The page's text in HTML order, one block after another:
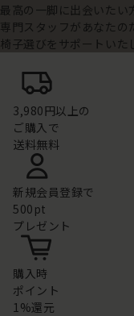
最高の一脚に出会いたい
専門スタッフがあなたの
椅子選びをサポートいた
3,980円以上の
ご購入で
送料無料
新規会員登録で
500pt
プレゼント
購入時
ポイント
1%還元